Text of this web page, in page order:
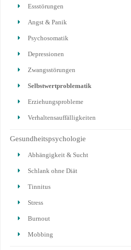
Essstörungen
Angst & Panik
Psychosomatik
Depressionen
Zwangsstörungen
Selbstwertproblematik
Erziehungsprobleme
Verhaltensauffälligkeiten
Gesundheitspsychologie
Abhängigkeit & Sucht
Schlank ohne Diät
Tinnitus
Stress
Burnout
Mobbing